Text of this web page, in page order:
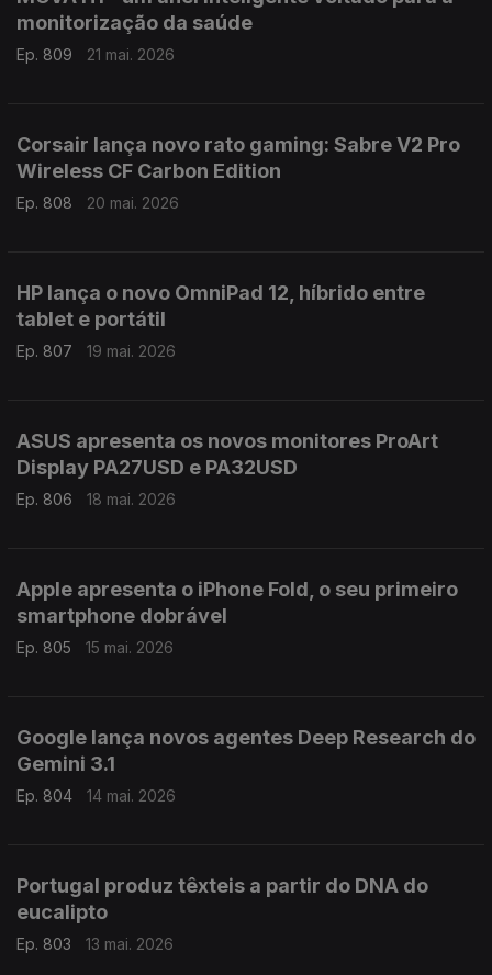
monitorização da saúde
Ep. 809 21 mai. 2026
Corsair lança novo rato gaming: Sabre V2 Pro
Wireless CF Carbon Edition
Ep. 808 20 mai. 2026
HP lança o novo OmniPad 12, híbrido entre
tablet e portátil
Ep. 807 19 mai. 2026
ASUS apresenta os novos monitores ProArt
Display PA27USD e PA32USD
Ep. 806 18 mai. 2026
Apple apresenta o iPhone Fold, o seu primeiro
smartphone dobrável
Ep. 805 15 mai. 2026
Google lança novos agentes Deep Research do
Gemini 3.1
Ep. 804 14 mai. 2026
Portugal produz têxteis a partir do DNA do
eucalipto
Ep. 803 13 mai. 2026